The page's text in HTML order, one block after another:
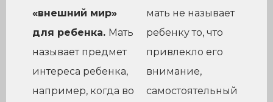
«внешний мир»
для ребенка. Мать
называет предмет
интереса ребенка,
например, когда во
мать не называет
ребенку то, что
привлекло его
внимание,
самостоятельный